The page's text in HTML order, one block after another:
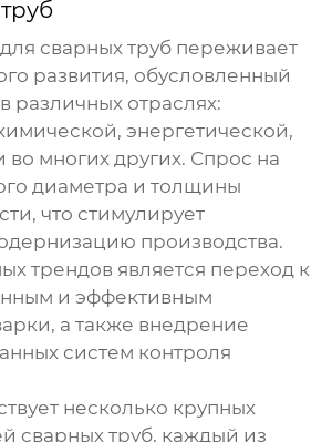
сварных труб переживает
развития, обусловленный
различных отраслях:
энергетической,
во многих других. Спрос на
диаметра и толщины
что стимулирует
производства.
трендов является переход к
и эффективным
а также внедрение
систем контроля
несколько крупных
сварных труб, каждый из